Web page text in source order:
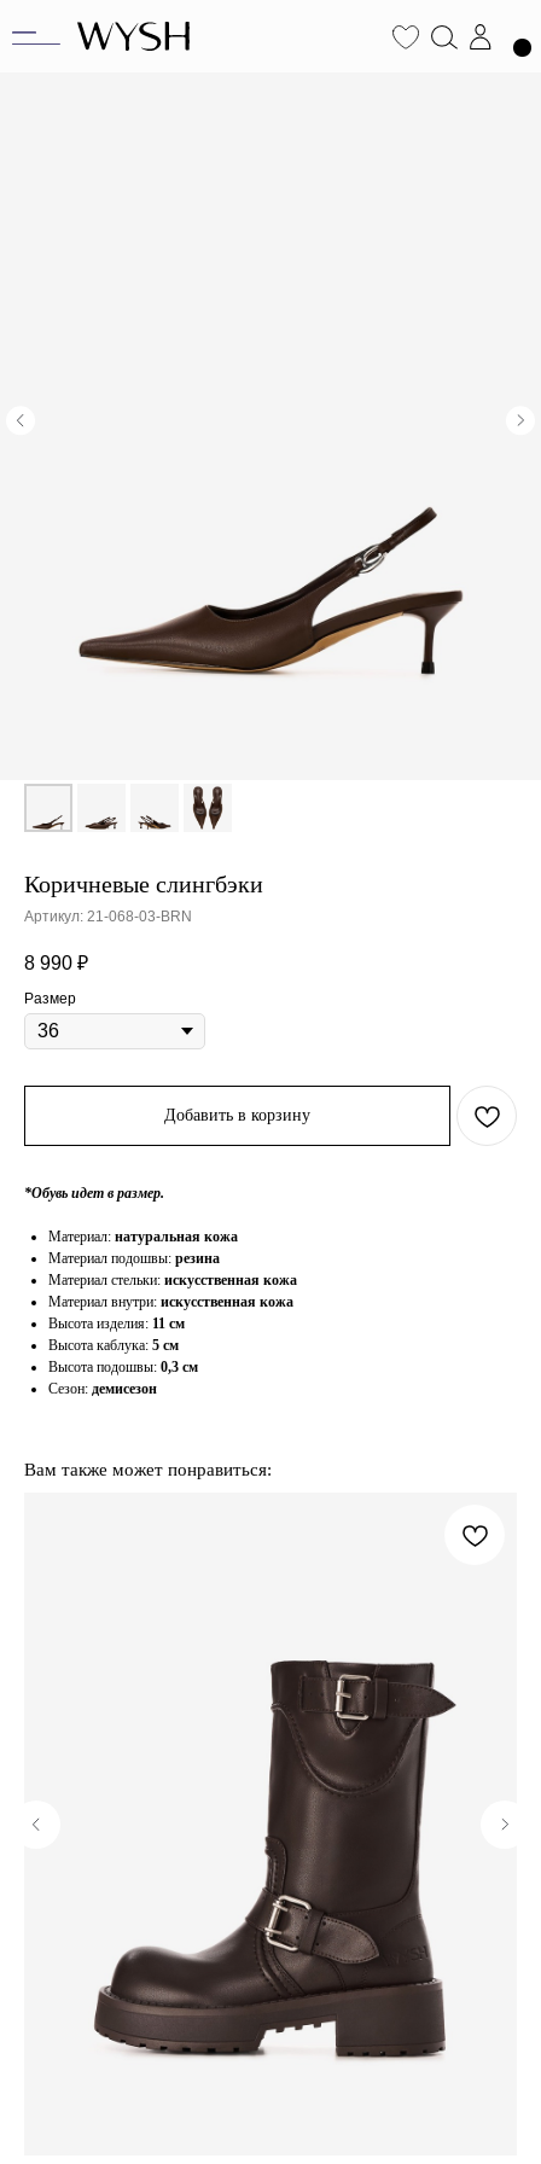
Коричневые слингбэки
Артикул: 21-068-03-BRN
8 990 ₽
Размер
Добавить в корзину
*Обувь идет в размер.
Материал: натуральная кожа
Материал подошвы: резина
Материал стельки: искусственная кожа
Материал внутри: искусственная кожа
Высота изделия: 11 см
Высота каблука: 5 см
Высота подошвы: 0,3 см
Сезон: демисезон
Вам также может понравиться: